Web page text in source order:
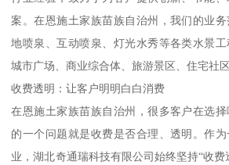
案。在恩施土家族苗族自治州，我们的业
地喷泉、互动喷泉、灯光水秀等各类水景工
城市广场、商业综合体、旅游景区、住宅社区
收费透明：让客户明明白白消费
在恩施土家族苗族自治州，很多客户在选
的一个问题就是收费是否合理、透明。作
业，湖北奇通瑞科技有限公司始终坚持“收